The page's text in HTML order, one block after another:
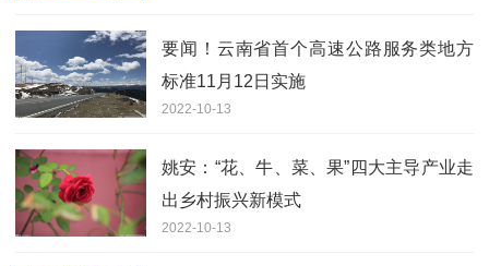
要闻！云南省首个高速公路服务类地方
标准11月12日实施
2022-10-13
姚安：“花、牛、菜、果”四大主导产业走
出乡村振兴新模式
2022-10-13